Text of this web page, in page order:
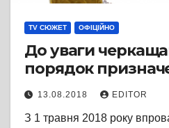
TV СЮЖЕТ ОФІЦІЙНО
До уваги
порядок
13.08.2018 EDITOR
З 1 травня 2018 року